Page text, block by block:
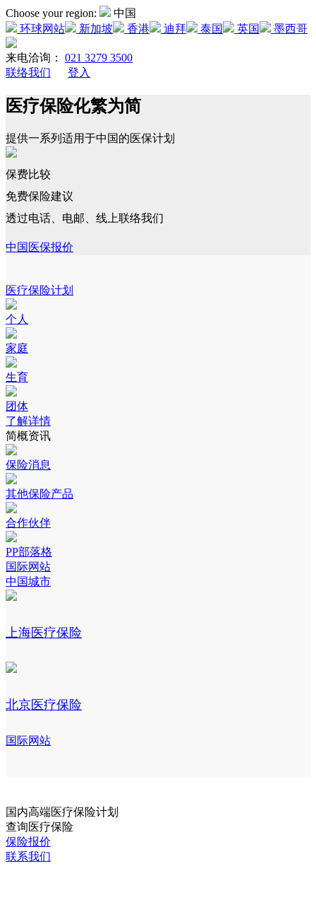
Choose your region:
中国
环球网站
新加坡 香港 迪拜 泰国 英国 墨西哥
来电洽询： 021 3279 3500
联络我们
登入
医疗保险化繁为简
提供一系列适用于中国的医保计划
保费比较
免费保险建议
透过电话、电邮、线上联络我们
中国医保报价
医疗保险计划
个人
家庭
生育
团体
了解详情
简概资讯
保险消息
其他保险产品
合作伙伴
PP部落格
国际网站
中国城市
上海医疗保险
北京医疗保险
国际网站
国内高端医疗保险计划
查询医疗保险
保险报价
联系我们